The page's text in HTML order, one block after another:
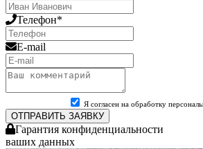
Телефон*
E-mail
Я согласен на обработку
ОТПРАВИТЬ ЗАЯВКУ
Гарантия конфиденциальности
ваших данных